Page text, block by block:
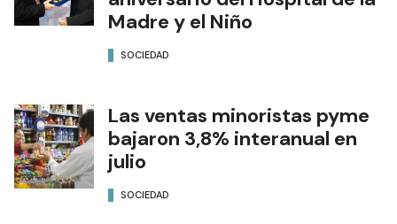
Madre y el Niño
SOCIEDAD
Las ventas minoristas pyme
bajaron 3,8% interanual en
julio
SOCIEDAD